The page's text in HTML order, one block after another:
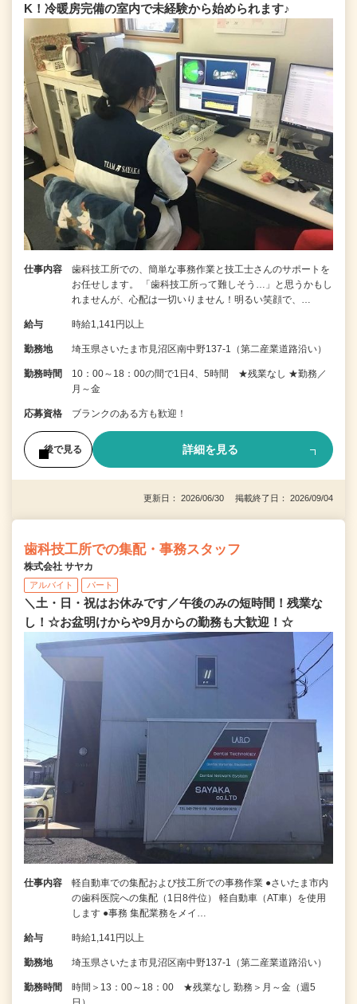
K！冷暖房完備の室内で未経験から始められます♪
仕事内容
歯科技工所での、簡単な事務作業と技工士さんのサポートを
お任せします。 「歯科技工所って難しそう…」と思うかもし
れませんが、心配は一切いりません！明るい笑顔で、…
給与 時給1,141円以上
勤務地 埼玉県さいたま市見沼区南中野137-1（第二産業道路沿い）
勤務時間
10：00～18：00の間で1日4、5時間 ★残業なし ★勤務／
月～金
応募資格 ブランクのある方も歓迎！
後で見る 詳細を見る
更新日： 2026/06/30 掲載終了日： 2026/09/04
歯科技工所での集配・事務スタッフ
株式会社 サヤカ
アルバイト パート
＼土・日・祝はお休みです／午後のみの短時間！残業な
し！☆お盆明けからや9月からの勤務も大歓迎！☆
仕事内容
軽自動車での集配および技工所での事務作業 ●さいたま市内
の歯科医院への集配（1日8件位） 軽自動車（AT車）を使用
します ●事務 集配業務をメイ…
給与 時給1,141円以上
勤務地 埼玉県さいたま市見沼区南中野137-1（第二産業道路沿い）
勤務時間
時間＞13：00～18：00 ★残業なし 勤務＞月～金（週5